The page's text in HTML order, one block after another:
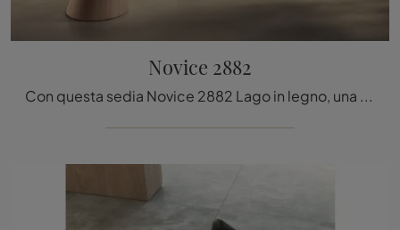
Novice 2882
Con questa sedia Novice 2882 Lago in legno, una delle nostre sedute fisse design, potrai arricchire i tuoi locali.